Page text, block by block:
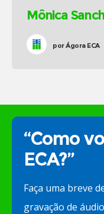
Mônica
porÁgora ECA
“Como
ECA?”
Faça uma breve
gravação de